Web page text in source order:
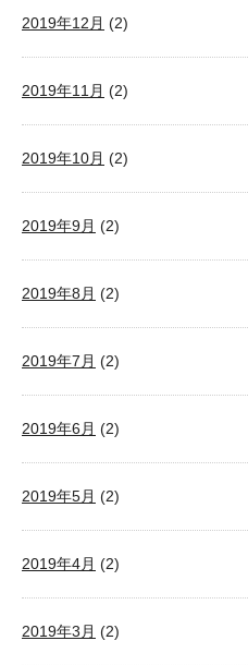
2019年12月 (2)
2019年11月 (2)
2019年10月 (2)
2019年9月 (2)
2019年8月 (2)
2019年7月 (2)
2019年6月 (2)
2019年5月 (2)
2019年4月 (2)
2019年3月 (2)